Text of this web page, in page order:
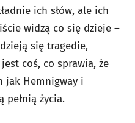
ich słów, ale ich
widzą co się dzieje –
się tragedie,
coś, co sprawia, że
jak Hemnigway i
pełnią życia.